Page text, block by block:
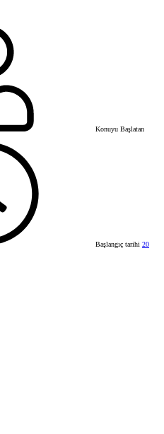
Konuyu Başlatan
Başlangıç tarihi 20